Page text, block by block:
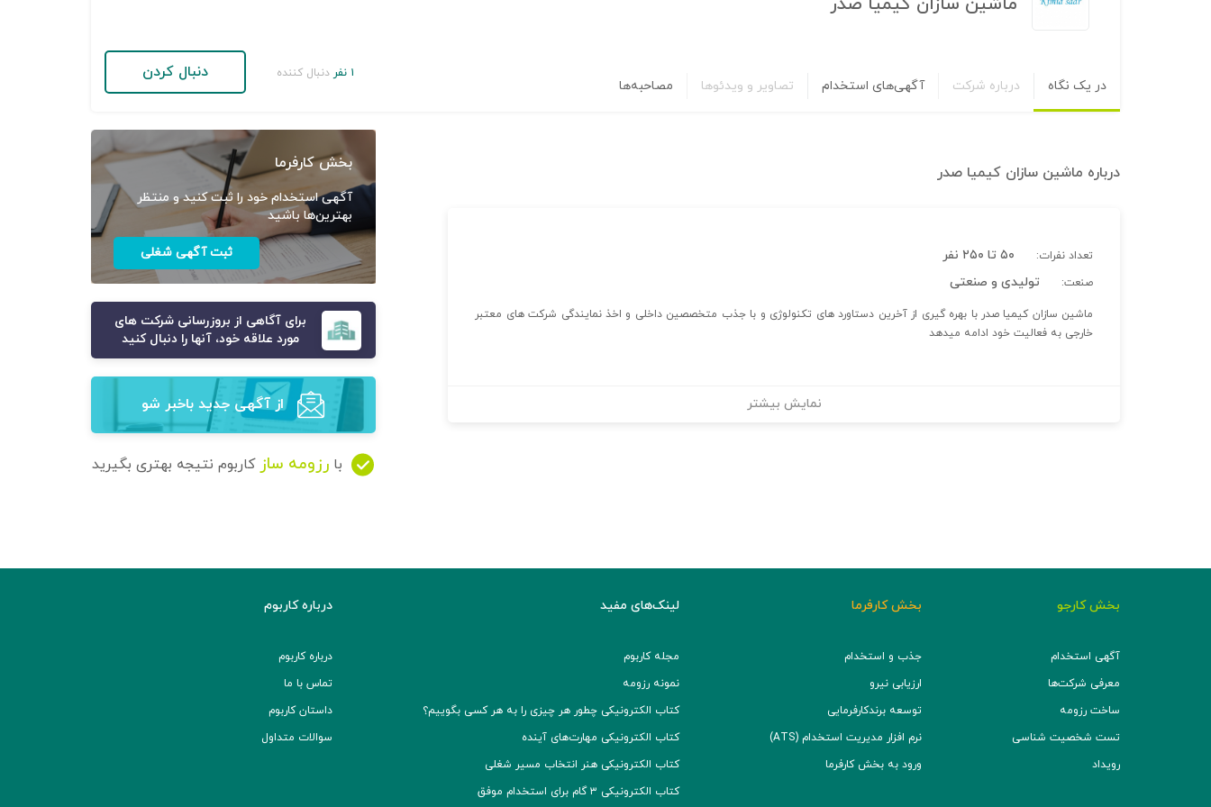
در یک نگاه درباره شرکت آگهی‌های استخدام تصاویر و ویدئوها مصاحبه‌ها
۱ نفر دنبال کننده دنبال کردن
درباره ماشین سازان کیمیا صدر
تعداد نفرات: ۵۰ تا ۲۵۰ نفر
صنعت: تولیدی و صنعتی
ماشین سازان کیمیا صدر با بهره گیری از آخرین دستاورد های تکنولوژی و با جذب متخصصین داخلی و اخذ نمایندگی شرکت های معتبر
خارجی به فعالیت خود ادامه میدهد
نمایش بیشتر
بخش کارفرما
آگهی استخدام خود را ثبت کنید و منتظر
بهترین‌ها باشید
ثبت آگهی شغلی
برای آگاهی از بروزرسانی شرکت های
مورد علاقه خود، آنها را دنبال کنید
از آگهی‌ جدید باخبر شو
با رزومه ساز کاربوم نتیجه بهتری بگیرید
بخش کارجو
آگهی استخدام
معرفی شرکت‌ها
ساخت رزومه
تست شخصیت شناسی
رویداد
بخش کارفرما
جذب و استخدام
ارزیابی نیرو
توسعه برند‌کارفرمایی
نرم افزار مدیریت استخدام (ATS)
ورود به بخش کارفرما
لینک‌های مفید
مجله کاربوم
نمونه رزومه
کتاب الکترونیکی چطور هر چیزی را به هر کسی بگوییم؟
کتاب الکترونیکی مهارت‌های آینده
کتاب الکترونیکی هنر انتخاب مسیر شغلی
کتاب الکترونیکی ۳ گام برای استخدام موفق
درباره کاربوم
درباره کاربوم
تماس با ما
داستان کاربوم
سوالات متداول